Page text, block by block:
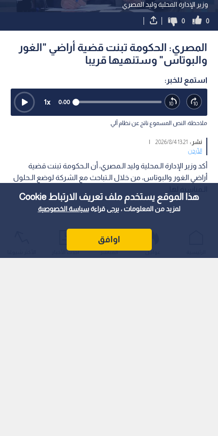
هذا الموقع يستخدم ملف تعريف الارتباط Cookie
لمزيد من المعلومات ، يرجى قراءةسياسة الخصوصية
اوافق
وزير الإدارة المحلية وليد المصري
0
0
المصري: الحكومة تبنت قضية أراضي "الغور
والبوتاس" وستنهيها قريبا
استمع للخبر:
0:00
1x
ملاحظة: النص المسموع ناتج عن نظام آلي
نشر : 13:21 2026/8/4
|
الأردن
أكد وزير الإدارة الـمحلية وليد الـمصري، أن الـحكومة تبنت قضية
أراضي الغور والبوتاس، من خلال الـتباحث مع الشركة لوضع الـحلول
عواجل المباشر أحدث الأخبار